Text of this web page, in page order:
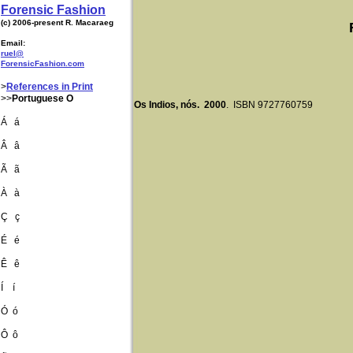
Forensic Fashion
(c) 2006-present R. Macaraeg
Email:
ruel@
ForensicFashion.com
>References in Print
>>Portuguese O
Á á
Â â
Ã ã
À à
Ç ç
É é
Ê ê
Í í
Ó ó
Ô ô
Os Indios, nós. 2000. ISBN 9727760759